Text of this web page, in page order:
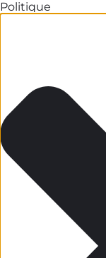
Politique